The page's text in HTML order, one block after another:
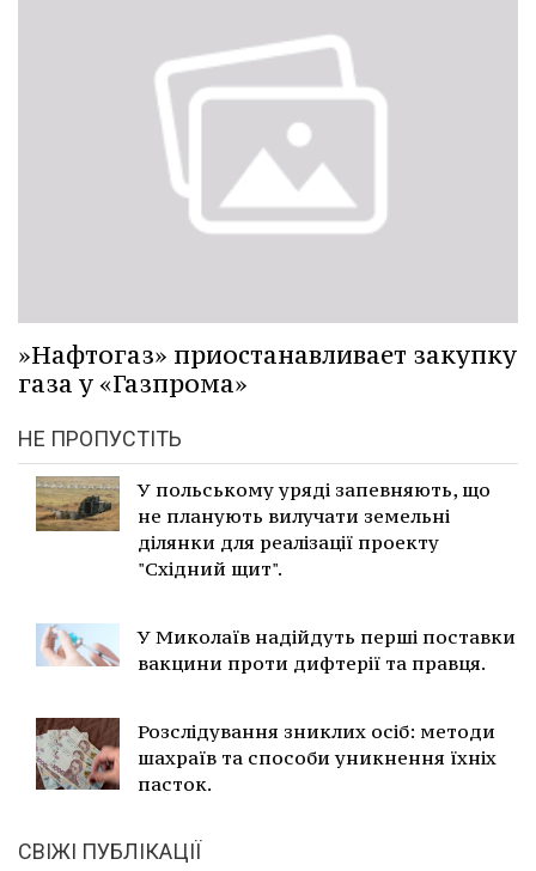
»Нафтогаз» приостанавливает закупку
газа у «Газпрома»
НЕ ПРОПУСТІТЬ
У польському уряді запевняють, що
не планують вилучати земельні
ділянки для реалізації проекту
"Східний щит".
У Миколаїв надійдуть перші поставки
вакцини проти дифтерії та правця.
Розслідування зниклих осіб: методи
шахраїв та способи уникнення їхніх
пасток.
СВІЖІ ПУБЛІКАЦІЇ